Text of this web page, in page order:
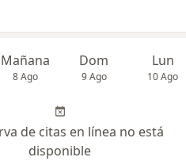
Mañana
8 Ago
Dom
9 Ago
Lun
10 Ago
de citas en línea no está
disponible